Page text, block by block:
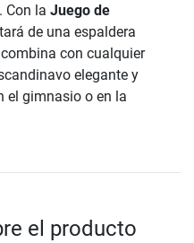
Con la Juego de
de una espaldera
con cualquier
elegante y
el gimnasio o en la
el producto